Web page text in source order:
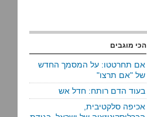
הכי מוגבים
אם תחרטטו: על המסמך החדש
של "אם תרצו"
בעוד הדם רותח: חדל אש
אכיפה סלקטיבית,